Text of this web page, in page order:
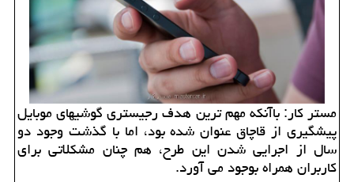
مستر كار: باآنكه مهم ترین هدف رجیستری گوشیهای موبایل
پیشگیری از قاچاق عنوان شده بود، اما با گذشت وجود دو
سال از اجرایی شدن این طرح، هم چنان مشكلاتی برای
كاربران همراه بوجود می آورد.